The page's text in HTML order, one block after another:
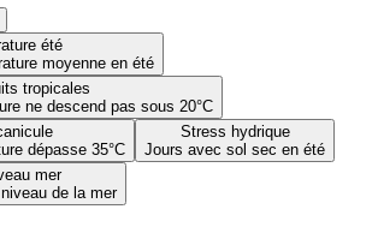
été
moyenne en été
tropicales
ne descend pas sous 20°C
dépasse 35°C
Stress hydrique
Jours avec sol sec en été
mer
de la mer